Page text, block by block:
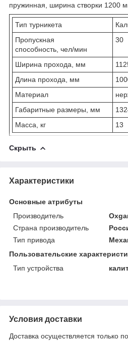
пружинная, ширина створки 1200
Тип турникета
Пропускная
способность, чел/мин
30
Ширина прохода, мм
Длина прохода, мм
Материал
Габаритные размеры, мм
Масса, кг
13
Скрыть
Характеристики
Основные атрибуты
Производитель
Страна производитель
Тип привода
Пользовательские
Тип устройства
Условия доставки
Доставка осуществляется только